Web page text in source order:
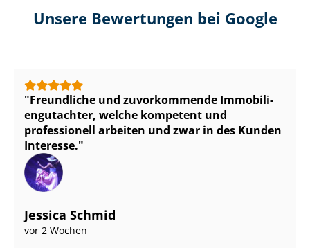
Unsere Bewertungen bei Google
Freundliche und zuvorkommende Im­mo­bi­li­
en­gut­ach­ter, welche kompetent und
professionell arbeiten und zwar in des Kunden
Interesse.
Jessica Schmid
vor 2 Wochen